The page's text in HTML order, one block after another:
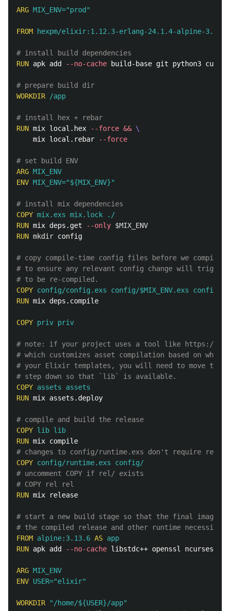
ARG MIX_ENV="prod"
FROM hexpm/elixir:1.12.3-erlang-24.1.4-alpine-3.13.6
# install build dependencies
RUN apk add --no-cache build-base git python3 curl
# prepare build dir
WORKDIR /app
# install hex + rebar
RUN mix local.hex --force &&
    mix local.rebar
--force
# set build ENV
ARG MIX_ENV
ENV MIX_ENV="${MIX_ENV}"
# install mix dependencies
COPY mix.exs mix.lock ./
RUN mix deps.get --only $MIX_ENV
RUN mkdir config
# copy compile-time config files before we compile
# to ensure any relevant config change will trigger
# to be re-compiled.
COPY config/config.exs config/$MIX_ENV.exs config/
RUN mix deps.compile
COPY priv priv
# note: if your project uses a tool like https://
# which customizes asset compilation based on
# your Elixir templates, you will need to move the
# step down so that `lib` is available.
COPY assets assets
RUN mix assets.deploy
# compile and build the release
COPY lib lib
RUN
# changes to config/runtime.exs don't require
COPY config/runtime.exs config/
# uncomment COPY if rel/ exists
# COPY rel rel
RUN mix release
# start a new build stage so that the final image
# the compiled release and other runtime necessities
FROM alpine:3.13.6 AS app
RUN apk add --no-cache libstdc++ openssl ncurses-
ARG MIX_ENV
ENV USER="elixir"
WORKDIR "/home/${USER}/app"